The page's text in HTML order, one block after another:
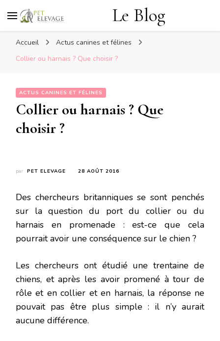
Le Blog
Accueil
Actus canines et félines
Collier ou harnais ? Que choisir ?
ACTUS CANINES ET FÉLINES
Collier ou harnais ? Que
choisir ?
par PET ELEVAGE 28 AOÛT 2016
Des chercheurs britanniques se sont penchés
sur la question du port du collier ou du
harnais en promenade : est-ce que cela
pourrait avoir une conséquence sur le chien ?
Les chercheurs ont étudié une trentaine de
chiens, et après les avoir promené à tour de
rôle et en collier et en harnais, la réponse ne
pouvait pas être plus simple : il n’y aurait
aucune différence.